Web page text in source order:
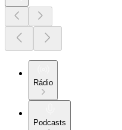
Rádio
Podcasts